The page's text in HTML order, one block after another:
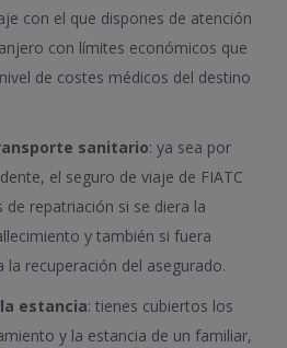
con el que dispones de atención
con límites económicos que
de costes médicos del destino
sanitario: ya sea por
el seguro de viaje de FIATC
repatriación si se diera la
y también si fuera
la recuperación del asegurado.
estancia: tienes cubiertos los
y la estancia de un familiar,